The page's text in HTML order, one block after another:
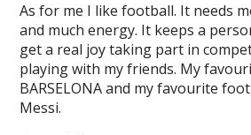
As for me I like football. It needs
and much energy. It keeps a
get a real joy taking part in
playing with my friends. My
BARSELONA and my favourite
Messi.